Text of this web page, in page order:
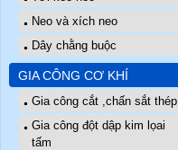
Neo và xích neo
Dây chằng buộc
GIA CÔNG CƠ KHÍ
Gia công cắt ,chấn sắt thép
Gia công đột dập kim lọai
tấm